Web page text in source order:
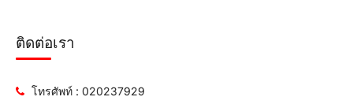
ติดต่อเรา
โทรศัพท์ : 020237929